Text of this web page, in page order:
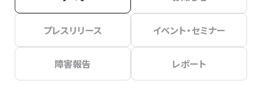
プレスリリース イベント・セミナー
障害報告 レポート